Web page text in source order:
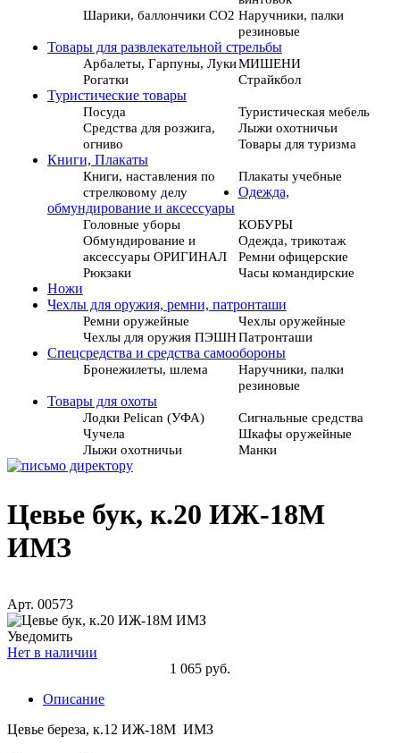
Шарики, баллончики СО2 Наручники, палки
резиновые
Товары для развлекательной стрельбы
Арбалеты, Гарпуны, ЛукиМИШЕНИ
Рогатки
Страйкбол
Туристические товары
Посуда
Туристическая мебель
Средства для розжига,
огниво
Лыжи охотничьи
Товары для туризма
Книги, Плакаты
Книги, наставления по
стрелковому делу
Плакаты учебные
Одежда,
обмундирование и аксессуары
Головные уборы
КОБУРЫ
Обмундирование и
аксессуары ОРИГИНАЛ
Одежда, трикотаж
Ремни офицерские
Рюкзаки
Часы командирские
Ножи
Чехлы для оружия, ремни, патронташи
Ремни оружейные
Чехлы оружейные
Чехлы для оружия ПЭШНПатронташи
Спецсредства и средства самообороны
Бронежилеты, шлема
Наручники, палки
резиновые
Товары для охоты
Лодки Pelican (УФА)
Сигнальные средства
Чучела
Шкафы оружейные
Лыжи охотничьи
Манки
Цевье бук, к.20 ИЖ-18М
ИМЗ
Арт. 00573
Уведомить
Нет в наличии
1 065 руб.
Описание
Цевье береза, к.12 ИЖ-18М ИМЗ